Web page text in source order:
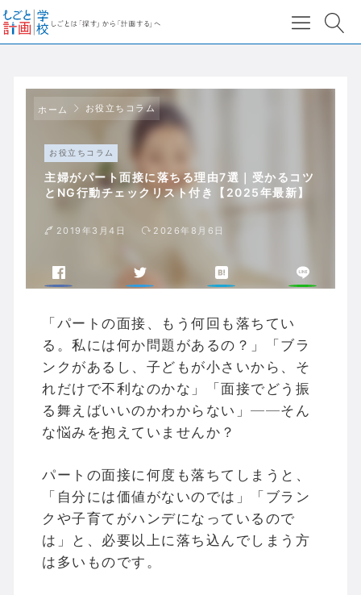
ホーム お役立ちコラム
お役立ちコラム
主婦がパート面接に落ちる理由7選｜受かるコツ
とNG行動チェックリスト付き【2025年最新】
2019年3月4日 2026年8月6日
「パートの面接、もう何回も落ちてい
る。私には何か問題があるの？」「ブラ
ンクがあるし、子どもが小さいから、そ
れだけで不利なのかな」「面接でどう振
る舞えばいいのかわからない」——そん
な悩みを抱えていませんか？
パートの面接に何度も落ちてしまうと、
「自分には価値がないのでは」「ブラン
クや子育てがハンデになっているので
は」と、必要以上に落ち込んでしまう方
は多いものです。